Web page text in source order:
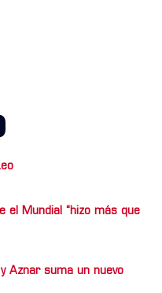
el Mundial “hizo más que
Aznar suma un nuevo